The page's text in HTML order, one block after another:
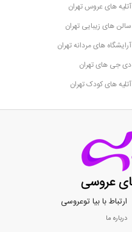
آتلیه های عروس تهران
سالن های زیبایی تهران
آرایشگاه های مردانه تهران
دی جی های تهران
آتلیه های کودک تهران
ارتباط با بیا توعروسی
درباره ما